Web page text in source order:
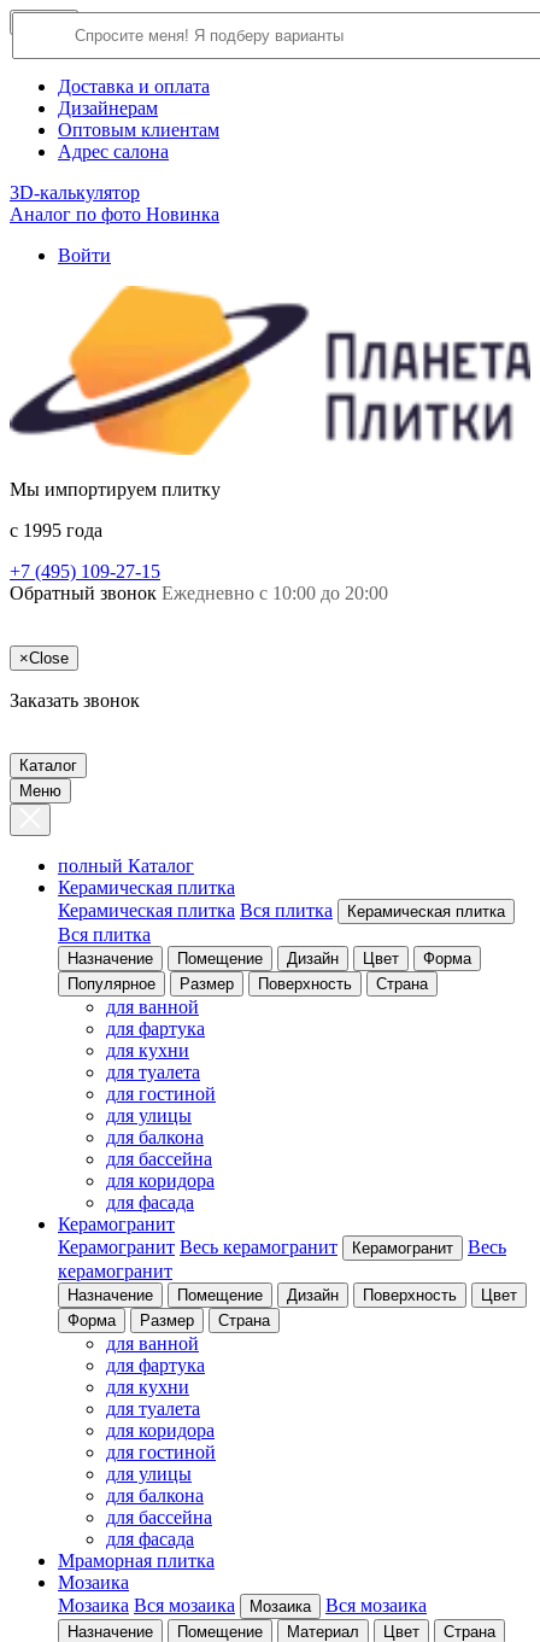
О компании
Доставка и оплата
Дизайнерам
Оптовым клиентам
Адрес салона
3D-калькулятор
Аналог по фото Новинка
Войти
Мы импортируем плитку
c 1995 года
+7 (495) 109-27-15
Обратный звонок Ежедневно с 10:00 до 20:00
×Close
Заказать звонок
Каталог
Меню
полный Каталог
Керамическая плитка
Керамическая плитка Вся плитка Керамическая плитка
Вся плитка
Назначение Помещение Дизайн Цвет
Форма
Популярное
Размер Поверхность Страна
для ванной
для фартука
для кухни
для туалета
для гостиной
для улицы
для балкона
для бассейна
для коридора
для фасада
Керамогранит
Керамогранит Весь керамогранит Керамогранит
Весь
керамогранит
Назначение Помещение Дизайн Поверхность
Цвет
Форма
Размер Страна
для ванной
для фартука
для кухни
для туалета
для коридора
для гостиной
для улицы
для балкона
для бассейна
для фасада
Мраморная плитка
Мозаика
Мозаика Вся мозаика Мозаика Вся мозаика
Назначение Помещение Материал Цвет Страна